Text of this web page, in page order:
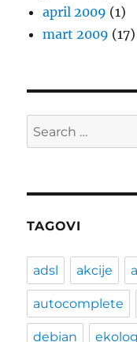
april 2009 (1)
mart 2009 (17)
Search
for:
TAGOVI
adsl akcije
autocomplete
debian